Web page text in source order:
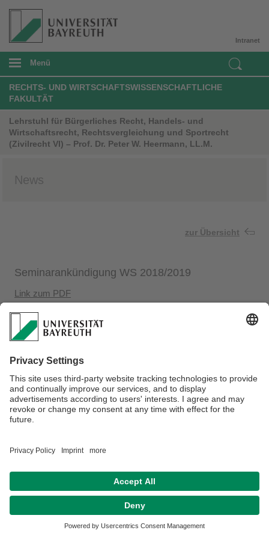
Intranet
Menü
RECHTS- UND WIRTSCHAFTSWISSENSCHAFTLICHE
FAKULTÄT
Lehrstuhl für Bürgerliches Recht, Handels- und
Wirtschaftsrecht, Rechtsvergleichung und Sportrecht
(Zivilrecht VI) – Prof. Dr. Peter W. Heermann, LL.M.
News
zur Übersicht
Seminarankündigung WS 2018/2019
Link zum PDF
Kontakt
Barrierefreiheitserklärung